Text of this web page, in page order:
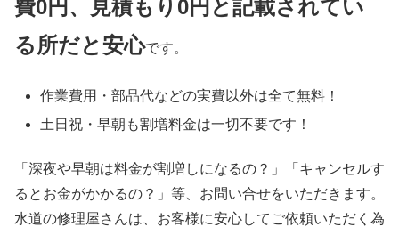
費0円、見積もり0円と記載されてい
る所だと安心です。
作業費用・部品代などの実費以外は全て無料！
土日祝・早朝も割増料金は一切不要です！
「深夜や早朝は料金が割増しになるの？」「キャンセルす
るとお金がかかるの？」等、お問い合せをいただきます。
水道の修理屋さんは、お客様に安心してご依頼いただく為